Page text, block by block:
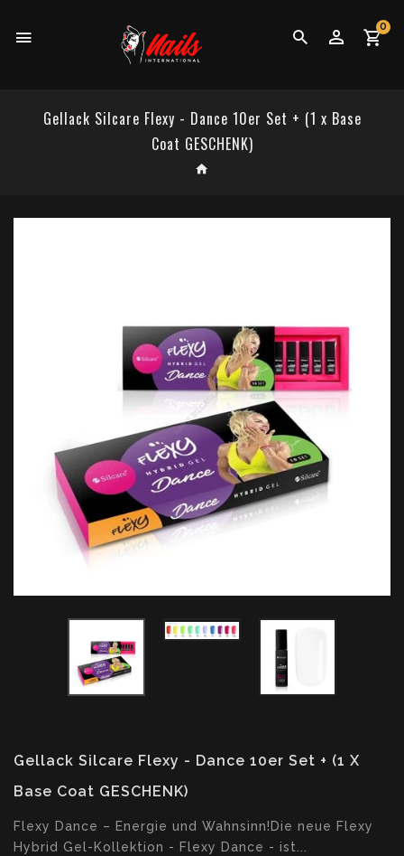
0
Gellack Silcare Flexy - Dance 10er Set + (1 x Base
Coat GESCHENK)
Gellack Silcare Flexy - Dance 10er Set + (1 X
Base Coat GESCHENK)
Translation
missing:
Flexy Dance – Energie und Wahnsinn!Die neue Flexy
Hybrid Gel-Kollektion - Flexy Dance - ist...